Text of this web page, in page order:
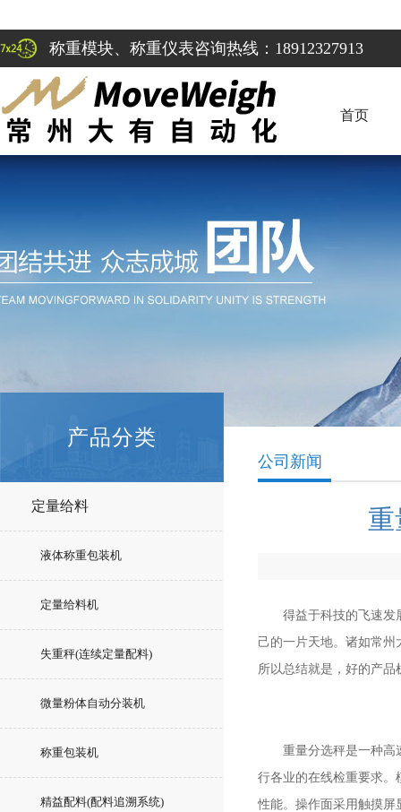
称重模块、称重仪表咨询热线：18912327913
首页
产品分类
定量给料
液体称重包装机
定量给料机
失重秤(连续定量配料)
微量粉体自动分装机
称重包装机
精益配料(配料追溯系统)
公司新闻
重
得益于科技的飞速发
己的一片天地。诸如常
所以总结就是，好的产品
重量分选秤是一种高速
行各业的在线检重要求。
性能。操作面采用触摸屏